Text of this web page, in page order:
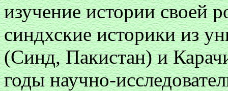
изучение истории своей
синдхские историки из
(Синд, Пакистан) и
годы научно-